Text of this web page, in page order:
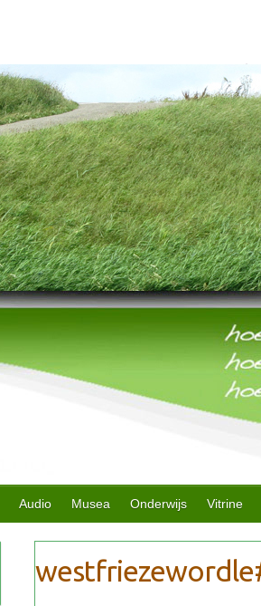
Audio Musea Onderwijs Vitrine